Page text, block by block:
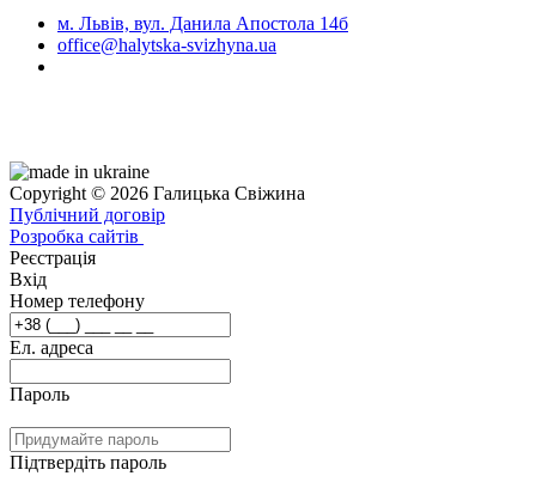
м. Львів, вул. Данила Апостола 14б
office@halytska-svizhyna.ua
Copyright © 2026 Галицька Свіжина
Публічний договір
Розробка сайтів
Реєстрація
Вхід
Номер телефону
Ел. адреса
Пароль
Підтвердіть пароль